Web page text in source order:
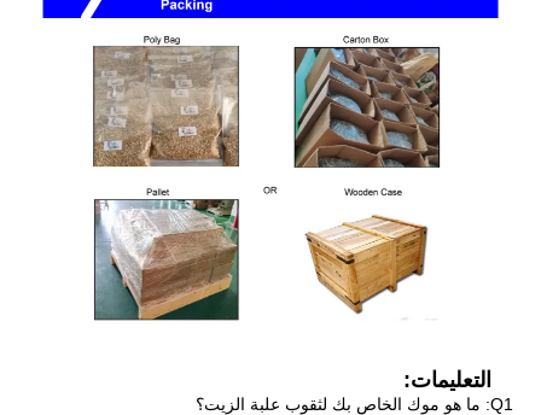
التعليمات:
Q1: ما هو موك الخاص بك لثقوب علبة الزيت؟